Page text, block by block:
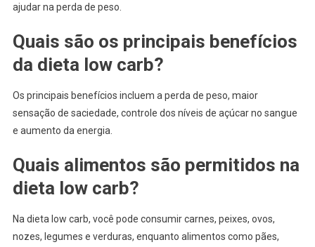
ajudar na perda de peso.
Quais são os principais benefícios
da dieta low carb?
Os principais benefícios incluem a perda de peso, maior
sensação de saciedade, controle dos níveis de açúcar no sangue
e aumento da energia.
Quais alimentos são permitidos na
dieta low carb?
Na dieta low carb, você pode consumir carnes, peixes, ovos,
nozes, legumes e verduras, enquanto alimentos como pães,